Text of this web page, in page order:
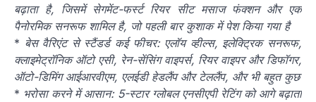
बढ़ाता है, जिसमें सेगमेंट-फर्स्ट रियर सीट मसाज फंक्शन और एक
पैनोरमिक सनरूफ शामिल है, जो पहली बार कुशाक में पेश किया गया है
* बेस वैरिएंट से स्टैंडर्ड कई फीचर: एलॉय व्हील्स, इलेक्ट्रिक सनरूफ,
क्लाइमेट्रॉनिक ऑटो एसी, रेन-सेंसिंग वाइपर्स, रियर वाइपर और डिफॉगर,
ऑटो-डिमिंग आईआरवीएम, एलईडी हेडलैंप और टेललैंप, और भी बहुत कुछ
* भरोसा करने में आसान: 5-स्टार ग्लोबल एनसीएपी रेटिंग को आगे बढ़ाता